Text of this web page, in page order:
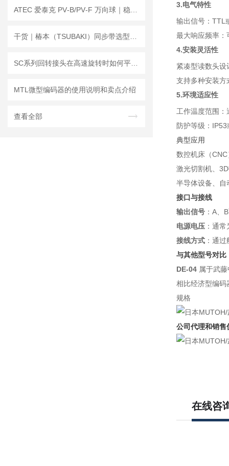
MTL微型编码器的使用说明和卖点介绍
查看全部
3.电气特性
输出信号：TTL
最大响应频率：
4.安装灵活性
紧凑型读数头
支持多种安装方
5.环境适应性
工作温度范围
防护等级：
典型应用
数控机床（
激光切割机、
半导体设备、自
接口与接线
输出信号：A、
电源电压：通常
接线方式：通过
与其他型号对比
DE-04属于武藤
相比经济型编码
规格
公司代理和销售
在线咨